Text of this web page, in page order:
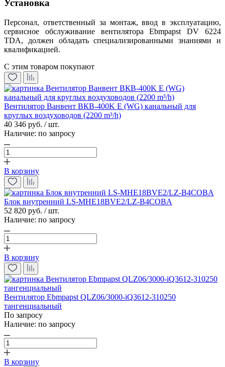
Установка
Персонал, ответственный за монтаж, ввод в эксплуатацию,
сервисное обслуживание вентилятора Ebmpapst DV 6224
TDA, должен обладать специализированными знаниями и
квалификацией.
С этим товаром покупают
Вентилятор Ванвент ВКВ-400K Е (WG) канальный для
круглых воздуховодов (2200 m³/h)
40 346 руб. / шт.
Наличие: по запросу
В корзину
Блок внутренний LS-MHE18BVE2/LZ-B4COBA
52 820 руб. / шт.
Наличие: по запросу
В корзину
Вентилятор Ebmpapst QLZ06/3000-iQ3612-310250
тангенциальный
По запросу
Наличие: по запросу
В корзину